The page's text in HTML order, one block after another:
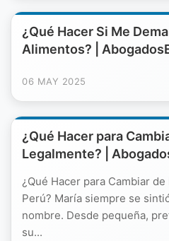
¿Qué Hacer Si Me
Alimentos? |
06 MAY 2025
¿Qué Hacer para
Legalmente? |
¿Qué Hacer para Cambiar
Perú? María siempre se
nombre. Desde pequeña,
su...